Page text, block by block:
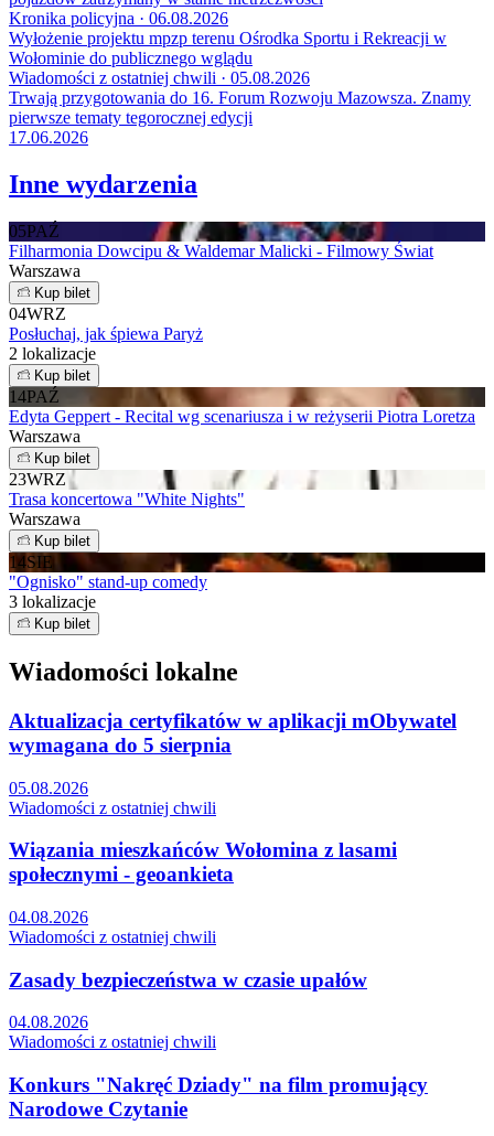
Kronika policyjna · 06.08.2026
Wyłożenie projektu mpzp terenu Ośrodka Sportu i Rekreacji w
Wołominie do publicznego wglądu
Wiadomości z ostatniej chwili · 05.08.2026
Trwają przygotowania do 16. Forum Rozwoju Mazowsza. Znamy
pierwsze tematy tegorocznej edycji
17.06.2026
Inne wydarzenia
05PAŹ
Filharmonia Dowcipu & Waldemar Malicki - Filmowy Świat
Warszawa
Kup bilet
04WRZ
Posłuchaj, jak śpiewa Paryż
2 lokalizacje
Kup bilet
14PAŹ
Edyta Geppert - Recital wg scenariusza i w reżyserii Piotra Loretza
Warszawa
Kup bilet
23WRZ
Trasa koncertowa "White Nights"
Warszawa
Kup bilet
14SIE
"Ognisko" stand-up comedy
3 lokalizacje
Kup bilet
Wiadomości lokalne
Aktualizacja certyfikatów w aplikacji mObywatel
wymagana do 5 sierpnia
05.08.2026
Wiadomości z ostatniej chwili
Wiązania mieszkańców Wołomina z lasami
społecznymi - geoankieta
04.08.2026
Wiadomości z ostatniej chwili
Zasady bezpieczeństwa w czasie upałów
04.08.2026
Wiadomości z ostatniej chwili
Konkurs "Nakręć Dziady" na film promujący
Narodowe Czytanie